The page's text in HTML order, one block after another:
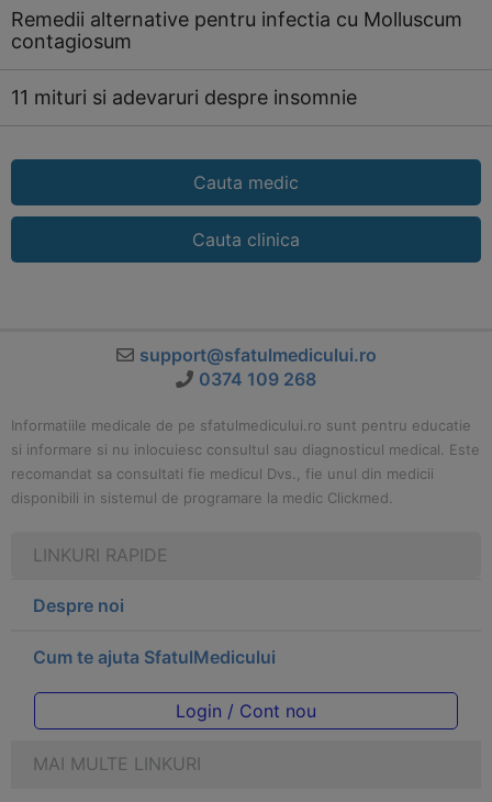
Remedii alternative pentru infectia cu Molluscum
contagiosum
11 mituri si adevaruri despre insomnie
Cauta medic
Cauta clinica
support@sfatulmedicului.ro
0374 109 268
Informatiile medicale de pe sfatulmedicului.ro sunt pentru educatie
si informare si nu inlocuiesc consultul sau diagnosticul medical. Este
recomandat sa consultati fie medicul Dvs., fie unul din medicii
disponibili in sistemul de programare la medic Clickmed.
LINKURI RAPIDE
Despre noi
Cum te ajuta SfatulMedicului
Login / Cont nou
MAI MULTE LINKURI